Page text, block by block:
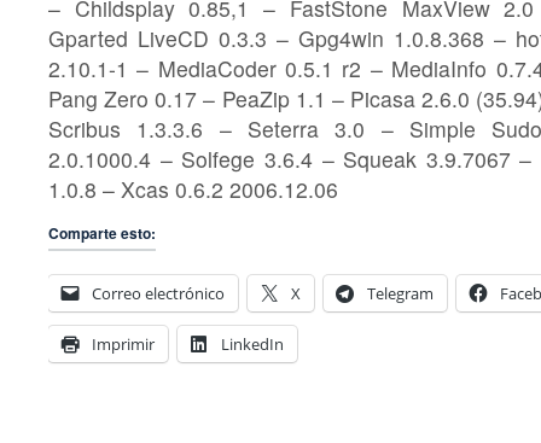
– Childsplay 0.85,1 – FastStone MaxView
Gparted LiveCD 0.3.3 – Gpg4win 1.0.8.368 –
2.10.1-1 – MediaCoder 0.5.1 r2 – MediaInfo
Pang Zero 0.17 – PeaZip 1.1 – Picasa 2.6.0
Scribus 1.3.3.6 – Seterra 3.0 – Simple
2.0.1000.4 – Solfege 3.6.4 – Squeak 3.9.7067
1.0.8 – Xcas 0.6.2 2006.12.06
Comparte esto:
Correo electrónico X Telegram
Imprimir LinkedIn